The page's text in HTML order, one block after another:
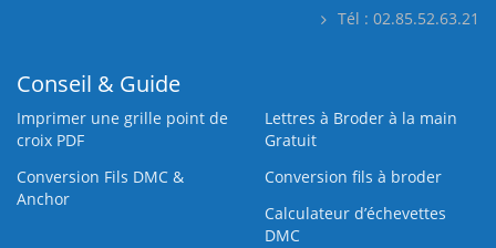
Tél : 02.85.52.63.21
Conseil & Guide
Imprimer une grille point de
croix PDF
Lettres à Broder à la main
Gratuit
Conversion Fils DMC &
Anchor
Conversion fils à broder
Calculateur d’échevettes
DMC